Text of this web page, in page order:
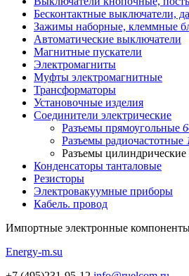
Бесконтактные выключатели,
Зажимы наборные, клеммные
Автоматические выключатели
Магнитные пускатели
Электромагниты
Муфты электромагнитные
Трансформаторы
Установочные изделия
Соединители электрические
Разъемы прямоугольные
Разъемы радиочастотные
Разъемы цилиндрические
Конденсаторы танталовые
Резисторы
Электровакуумные приборы
Кабель. провод
Импортные электронные
Energy-m.su